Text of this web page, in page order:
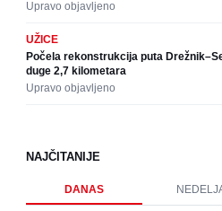
Upravo objavljeno
UŽICE
Počela rekonstrukcija puta
duge 2,7 kilometara
Upravo objavljeno
NAJČITANIJE
DANAS